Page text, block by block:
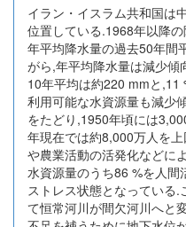
イラン・イスラム共和国は
位置している.1968年以降
年平均降水量の過去50年間
がら,年平均降水量は減少傾
10年平均は約220 mmと,11
利用可能な水資源量も減少
をたどり,1950年頃には
年現在では約8,000万人を
や農業活動の活発化などに
水資源量のうち86 %を人
ストレス状態となっている
て恒常河川が間欠河川へと